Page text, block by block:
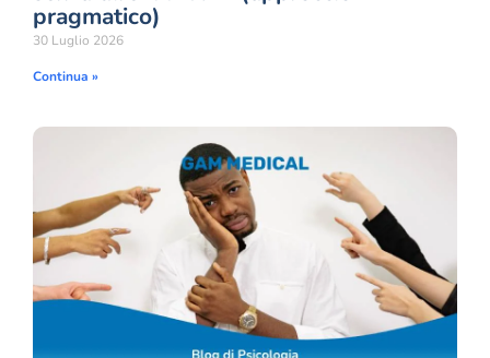
pragmatico)
30 Luglio 2026
Continua »